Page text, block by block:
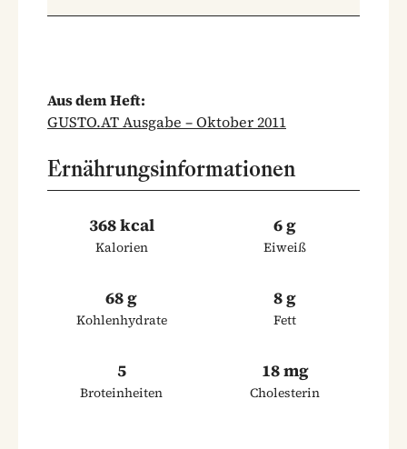
Aus dem Heft:
GUSTO.AT Ausgabe – Oktober 2011
Ernährungsinformationen
368 kcal
Kalorien
6 g
Eiweiß
68 g
Kohlenhydrate
8 g
Fett
5
Broteinheiten
18 mg
Cholesterin